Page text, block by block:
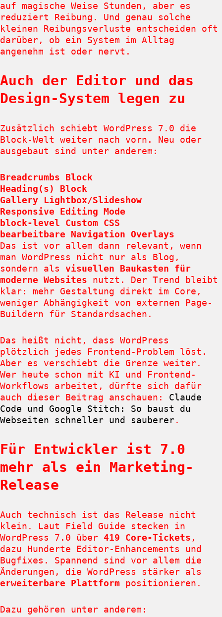
auf magische Weise Stunden, aber es
reduziert Reibung. Und genau solche
kleinen Reibungsverluste entscheiden oft
darüber, ob ein System im Alltag
angenehm ist oder nervt.
Auch der Editor und das
Design-System legen zu
Zusätzlich schiebt WordPress 7.0 die
Block-Welt weiter nach vorn. Neu oder
ausgebaut sind unter anderem:
Breadcrumbs Block
Heading(s) Block
Gallery Lightbox/Slideshow
Responsive Editing Mode
block-level Custom CSS
bearbeitbare Navigation Overlays
Das ist vor allem dann relevant, wenn
man WordPress nicht nur als Blog,
sondern als visuellen Baukasten für
moderne Websites nutzt. Der Trend bleibt
klar: mehr Gestaltung direkt im Core,
weniger Abhängigkeit von externen Page-
Buildern für Standardsachen.
Das heißt nicht, dass WordPress
plötzlich jedes Frontend-Problem löst.
Aber es verschiebt die Grenze weiter.
Wer heute schon mit KI und Frontend-
Workflows arbeitet, dürfte sich dafür
auch dieser Beitrag anschauen: Claude
Code und Google Stitch: So baust du
Webseiten schneller und sauberer.
Für Entwickler ist 7.0
mehr als ein Marketing-
Release
Auch technisch ist das Release nicht
klein. Laut Field Guide stecken in
WordPress 7.0 über 419 Core-Tickets ,
dazu Hunderte Editor-Enhancements und
Bugfixes. Spannend sind vor allem die
Änderungen, die WordPress stärker als
erweiterbare Plattform positionieren.
Dazu gehören unter anderem: